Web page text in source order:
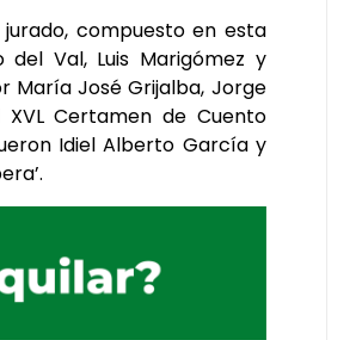
compuesto en esta
del Val, Luis Marigómez y
María José Grijalba, Jorge
Certamen de Cuento
Idiel Alberto García y